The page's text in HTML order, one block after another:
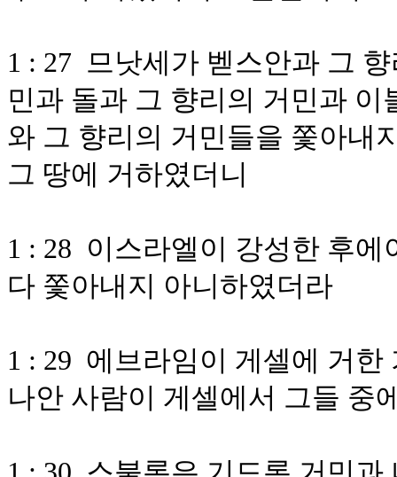
1 : 27 므낫세가 벧스안과 그
민과 돌과 그 향리의 거민과
와 그 향리의 거민들을 쫓아내
그 땅에 거하였더니
1 : 28 이스라엘이 강성한 후
다 쫓아내지 아니하였더라
1 : 29 에브라임이 게셀에 거
나안 사람이 게셀에서 그들 중